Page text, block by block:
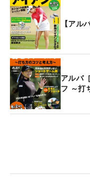
【アル
アルバ
フ ～打